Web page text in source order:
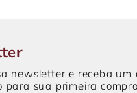
newsletter e receba um
para sua primeira